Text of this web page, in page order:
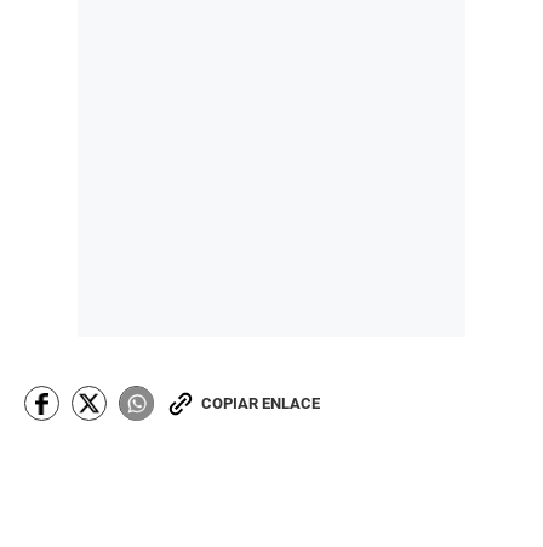
COPIAR ENLACE